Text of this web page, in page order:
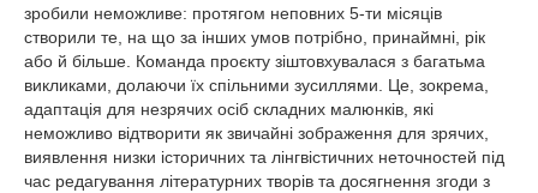
зробили неможливе: протягом неповних 5-ти місяців
створили те, на що за інших умов потрібно, принаймні, рік
або й більше. Команда проєкту зіштовхувалася з багатьма
викликами, долаючи їх спільними зусиллями. Це, зокрема,
адаптація для незрячих осіб складних малюнків, які
неможливо відтворити як звичайні зображення для зрячих,
виявлення низки історичних та лінгвістичних неточностей під
час редагування літературних творів та досягнення згоди з